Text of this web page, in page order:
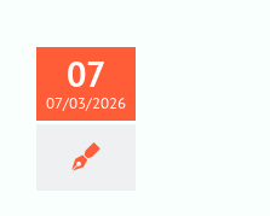
07
07/03/2026